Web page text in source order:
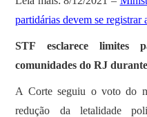
partidárias devem se registrar
STF ​esclarece limites
comunidades do RJ
A Corte seguiu o voto do
redução da letalidade